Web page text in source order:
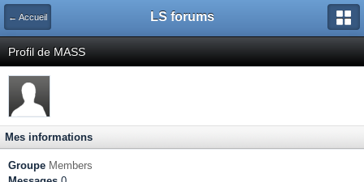
← Accueil LS forums
Profil de MASS
Mes informations
Groupe Members